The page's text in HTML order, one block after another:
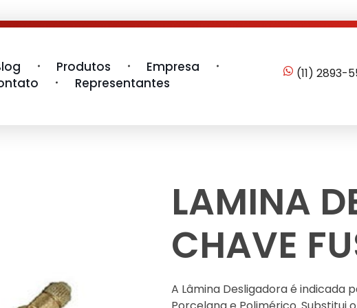
Produtos
Empresa
Representantes
(11) 2893-
LAMINA
CHAVE
A Lâmina Desligadora é indicada